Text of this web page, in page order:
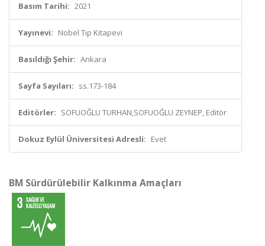
Basım Tarihi: 2021
Yayınevi: Nobel Tıp Kitapevi
Basıldığı Şehir: Ankara
Sayfa Sayıları: ss.173-184
Editörler: SOFUOĞLU TURHAN,SOFUOĞLU ZEYNEP, Editör
Dokuz Eylül Üniversitesi Adresli: Evet
BM Sürdürülebilir Kalkınma Amaçları